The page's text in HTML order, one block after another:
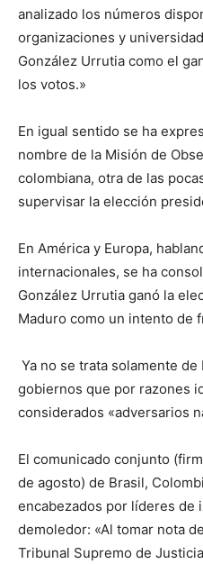
analizado los números
organizaciones y
González Urrutia como el
los votos.»
En igual sentido se ha
nombre de la Misión de
colombiana, otra de las
supervisar la elección
En América y Europa,
internacionales, se ha
González Urrutia ganó la
Maduro como un intento de
Ya no se trata solamente
gobiernos que por razones
considerados «adversarios
El comunicado conjunto
de agosto) de Brasil,
encabezados por líderes de
demoledor: «Al tomar nota
Tribunal Supremo de